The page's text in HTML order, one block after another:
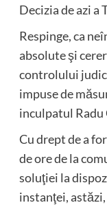
Decizia de azi
Respinge, ca
absolute şi
controlului
impuse de
inculpatul Radu
Cu drept de a
de ore de la
soluţiei la
instanţei,